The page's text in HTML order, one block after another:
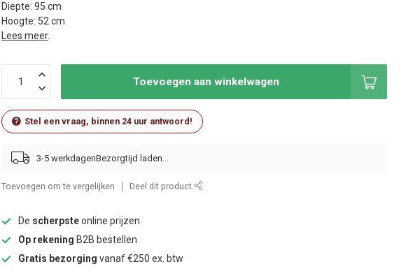
Diepte: 95 cm
Hoogte: 52 cm
Lees meer.
Toevoegen aan winkelwagen
Stel een vraag, binnen 24 uur antwoord!
3-5 werkdagen
Toevoegen om te vergelijken Deel dit product
De scherpsteonline prijzen
Op rekening B2B bestellen
Gratis bezorging vanaf €250 ex. btw